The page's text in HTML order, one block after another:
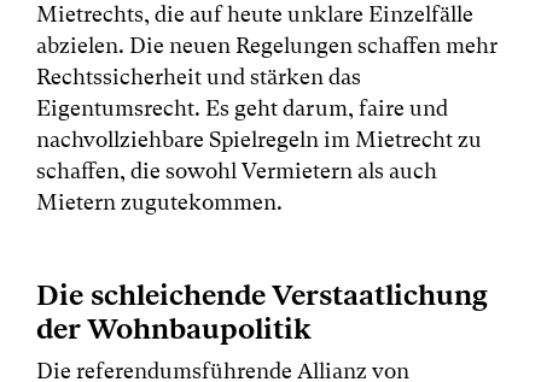
Mietrechts, die auf heute unklare Einzelfälle
abzielen. Die neuen Regelungen schaffen mehr
Rechtssicherheit und stärken das
Eigentumsrecht. Es geht darum, faire und
nachvollziehbare Spielregeln im Mietrecht zu
schaffen, die sowohl Vermietern als auch
Mietern zugutekommen.
Die schleichende Verstaatlichung
der Wohnbaupolitik
Die referendumsführende Allianz von